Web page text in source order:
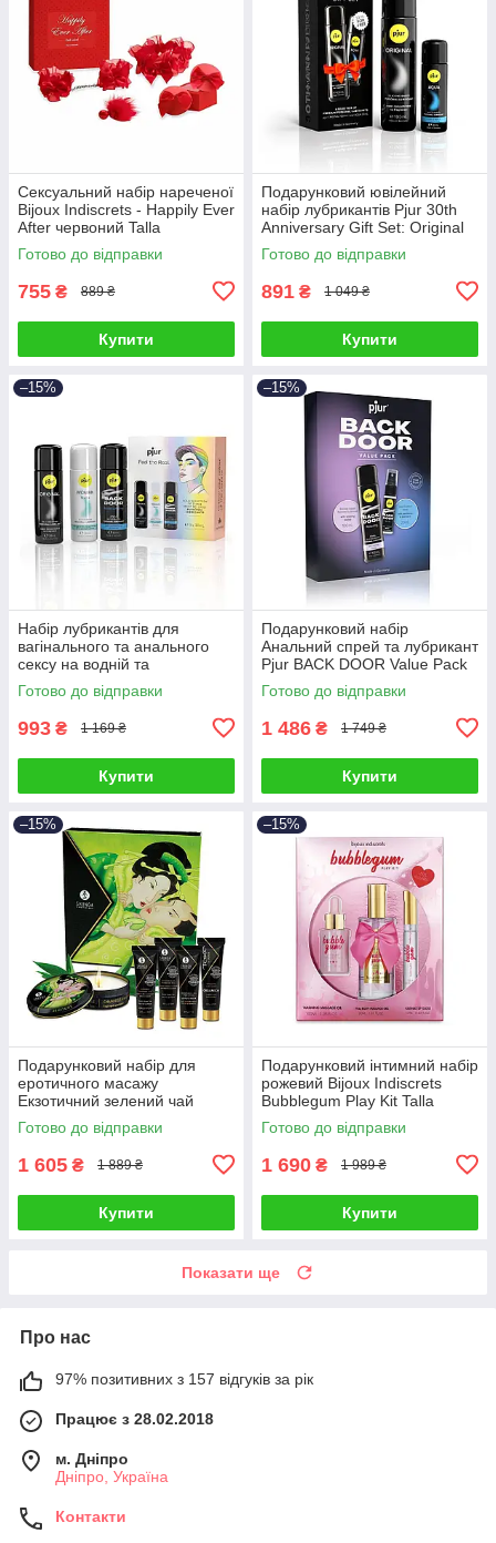
Сексуальний набір нареченої
Bijoux Indiscrets - Happily Ever
After червоний Talla
Готово до відправки
755 ₴ 889 ₴
Купити
Подарунковий ювілейний
набір лубрикантів Рjur 30th
Anniversary Gift Set: Original
100 мл та Aqua 30 мл Talla
Готово до відправки
891 ₴ 1 049 ₴
Купити
–15%
Набір лубрикантів для
вагінального та анального
сексу на водній та
силіконовій основах Рjur
Pride Box 3 штуки по 30 мл
Готово до відправки
993 ₴ 1 169 ₴
Купити
–15%
Подарунковий набір
Анальний спрей та лубрикант
Рjur BACK DOOR Value Pack
Talla
Готово до відправки
1 486 ₴ 1 749 ₴
Купити
–15%
Подарунковий набір для
еротичного масажу
Екзотичний зелений чай
Shunga GEISHAS SECRETS
ORGANICA-Exotic Green Tea
Готово до відправки
1 605 ₴ 1 889 ₴
Купити
–15%
Подарунковий інтимний набір
рожевий Bijoux Indiscrets
Bubblegum Play Kit Talla
Готово до відправки
1 690 ₴ 1 989 ₴
Купити
Показати ще
Про нас
97% позитивних з 157 відгуків за рік
Працює з 28.02.2018
м. Дніпро
Дніпро, Україна
Контакти